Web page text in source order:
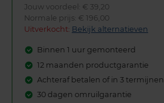
Jouw voordeel: € 39,20
Normale prijs: € 196,00
Uitverkocht: Bekijk alternatieven
Binnen 1 uur gemonteerd
12 maanden productgarantie
Achteraf betalen of in 3 termijnen
30 dagen omruilgarantie